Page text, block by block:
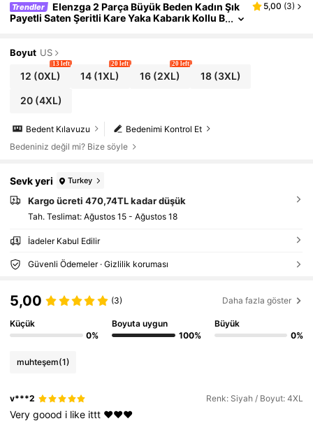
Trendler
Elenzga 2 Parça Büyük Beden Kadın Şık
Payetli Saten Şeritli Kare Yaka Kabarık Kollu B
5,00 (3)
Boyut US
12 (0XL)
13 left
14 (1XL)
20 left
16(2XL)
20 left
18(3XL)
20(4XL)
Bedenimi Kontrol Et
Bedent Kılavuzu
Bedeniniz değil mi? Bize söyle
Sevk yeri Turkey
Kargo ücreti 470,74TL kadar düşük
Tah. Teslimat: Ağustos 15 - Ağustos 18
İadeler Kabul Edilir
Güvenli Ödemeler · Gizlilik koruması
5,00 (3) Daha fazla göster
Küçük
0%
Boyuta uygun
100%
Büyük
0%
muhteşem(1)
v***2 Renk: Siyah / Boyut: 4XL
Verygoood i like ittt ❤️❤️❤️